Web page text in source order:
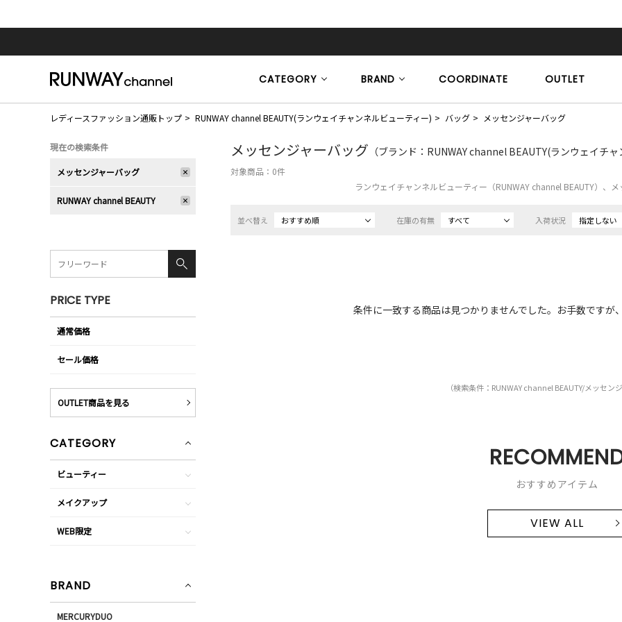
CATEGORY BRAND COORDINATE OUTLET
レディースファッション通販トップ RUNWAY channel BEAUTY(ランウェイチャンネルビューティー) バッグ メッセンジャーバッグ
メッセンジャーバッグ （ブランド：RUNWAY channel BEAUTY(ランウェイチャ
対象商品： 0件
ランウェイチャンネルビューティー（RUNWAY channel BEAUTY）、
並べ替え おすすめ順 在庫の有無 すべて 入荷状況 指定しない
条件に一致する商品は見つかりませんでした。お手数ですが
（検索条件：RUNWAY channel BEAUTY/メッセン
おすすめアイテム
VIEW ALL
現在の検索条件
メッセンジャーバッグ
RUNWAY channel BEAUTY
PRICE TYPE
通常価格
セール価格
OUTLET商品を見る
CATEGORY
ビューティー
メイクアップ
WEB限定
BRAND
MERCURYDUO